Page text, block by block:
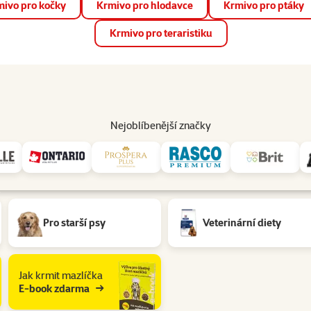
📱 Stáhněte si novou aplikaci Super zoo.Více informací
pro kočky Krmivo pro hlodavce Krmivo pro ptáky
Krmivo pro teraristiku
Nejoblíbenější značky
Prodejny Služby
Pro starší psy Veterinární diety
Jak krmit mazlíčka
E-book zdarma